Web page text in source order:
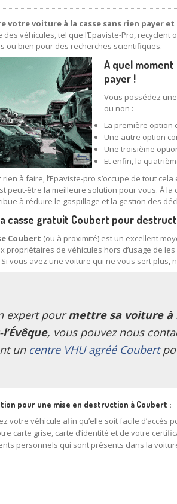
votre voiture à la casse sans rien payer
des véhicules, tel que l’Epaviste-Pro,
ou bien pour des recherches scientifiques.
A quel
payer !
Vous possédez
ou non :
La première option
Une autre option
Une troisième
Et enfin, la
rien à faire, l’Epaviste-pro s’occupe de tout
peut-être la meilleure solution pour vous. À
à réduire le gaspillage et la gestion des
casse gratuit Coubert pour
Coubert (ou à proximité) est un excellent
propriétaires de véhicules hors d’usage de
vous avez une voiture qui ne vous sert plus,
expert pourmettre sa voiture à
, vous pouvez nous
un centre VHU agréé Coubert
pour une mise en destruction à Coubert :
votre véhicule afin qu’elle soit facile d’accès
carte grise, carte d’identité et de votre
personnels qui sont présents dans la